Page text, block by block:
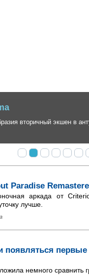
вторичный экшен в
Paradise
аркада от
лучше.
появляться
немного сравнить